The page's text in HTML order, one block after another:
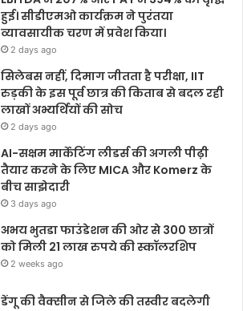
हुई। सीडीएमओ कार्यक्रम ने पुरंतया
व्यावसायीक चरण में प्रवेश किया।
2 days ago
सिलेबस नहीं, दिमाग जीतता है परीक्षा, IIT
रुड़की के इस पूर्व छात्र की किताब से बदल रही
लाखों अभ्यर्थियों की सोच
2 days ago
AI-सक्षम मार्केटिंग लीडर्स की अगली पीढ़ी
तैयार करने के लिए MICA और Komerz के
बीच साझेदारी
3 days ago
अभय भुतडा फाउंडेशन की ओर से 300 छात्रों
को मिली 21 लाख रुपये की स्कॉलरशिप
2 weeks ago
डेंगू की वैक्सीन से जिले की तस्वीर बदलेगी